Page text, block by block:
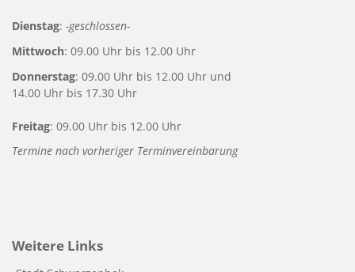
Dienstag: -geschlossen-
Mittwoch: 09.00 Uhr bis 12.00 Uhr
Donnerstag: 09.00 Uhr bis 12.00 Uhr und
14.00 Uhr bis 17.30 Uhr
Freitag: 09.00 Uhr bis 12.00 Uhr
Termine nach vorheriger Terminvereinbarung
Weitere Links